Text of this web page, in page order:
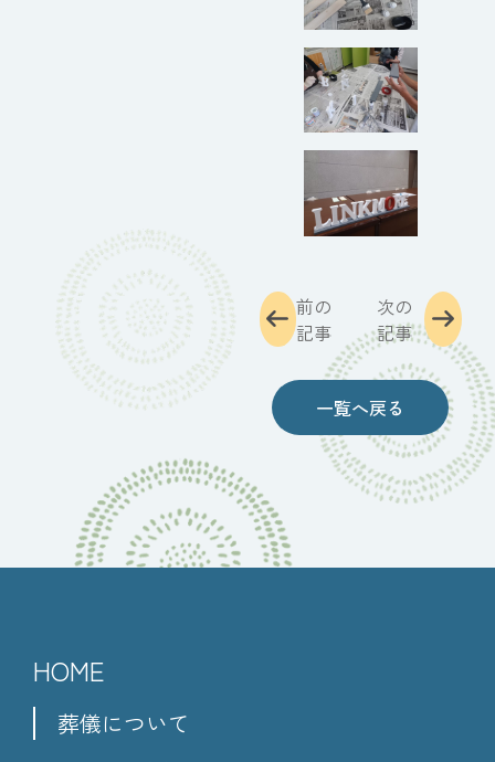
前の
記事
一覧へ戻る
次の
記事
HOME
葬儀について